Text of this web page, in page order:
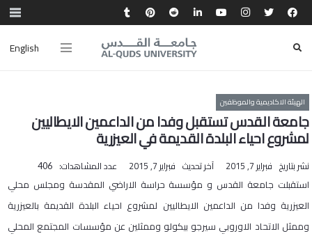
English
الهيئة الاكاديمية والموظفين
جامعة القدس تستقبل وفدا من الداعمين الايطاليين
لمشروع احياء البلدة القديمة في العيزرية
نشر بتاريخ فبراير 7, 2015 آخر تحديث فبراير 7, 2015 عدد المشاهدات: 406
​استقبلت جامعة القدس و مؤسسة حراسة الاراضي المقدسة ومجلس محلي
العيزرية وفدا من الداعمين الايطاليين لمشروع احياء البلدة القديمة بالعيزرية
وممثل الاتحاد الاوروبي سيرجو بيكولو وممثلين عن مؤسسات المجتمع المحلي